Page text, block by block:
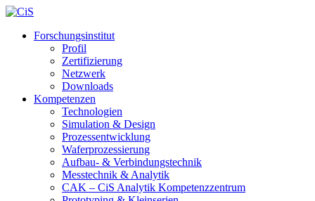
Forschungsinstitut
Profil
Zertifizierung
Netzwerk
Downloads
Kompetenzen
Technologien
Simulation & Design
Prozessentwicklung
Waferprozessierung
Aufbau- & Verbindungstechnik
Messtechnik & Analytik
CAK – CiS Analytik Kompetenzzentrum